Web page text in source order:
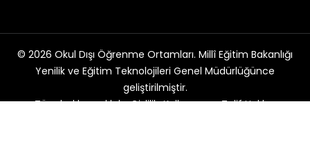
© 2026 Okul Dışı Öğrenme Ortamları. Millî Eğitim Bakanlığı
Yenilik ve Eğitim Teknolojileri Genel Müdürlüğünce
geliştirilmiştir.
Tüm hakları saklıdır. Gizlilik, Kullanım ve Telif Hakları